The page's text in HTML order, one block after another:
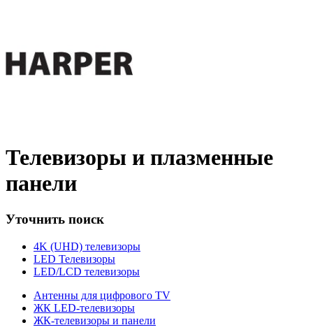
Телевизоры и плазменные
панели
Уточнить поиск
4K (UHD) телевизоры
LED Телевизоры
LED/LCD телевизоры
Антенны для цифрового TV
ЖК LED-телевизоры
ЖК-телевизоры и панели